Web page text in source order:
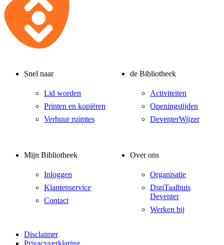
Snel naar
Lid worden
Printen en kopiëren
Verhuur ruimtes
de Bibliotheek
Activiteiten
Openingstijden
DeventerWijzer
Mijn Bibliotheek
Inloggen
Klantenservice
Contact
Over ons
Organisatie
DigiTaalhuis
Deventer
Werken bij
Disclaimer
Privacyverklaring